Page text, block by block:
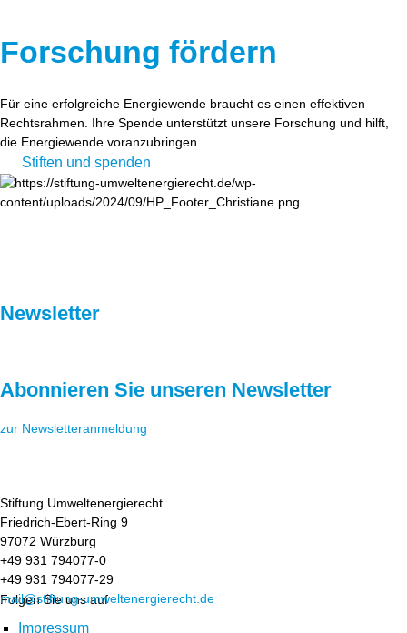
Forschung fördern
Für eine erfolgreiche Energiewende braucht es einen effektiven
Rechtsrahmen. Ihre Spende unterstützt unsere Forschung und hilft,
die Energiewende voranzubringen.
Stiften und spenden
Newsletter
Abonnieren Sie unseren Newsletter
zur Newsletteranmeldung
Stiftung Umweltenergierecht
Friedrich-Ebert-Ring 9
97072 Würzburg
+49 931 794077-0
+49 931 794077-29
mail@stiftung-umweltenergierecht.de
Folgen Sie uns auf
Impressum